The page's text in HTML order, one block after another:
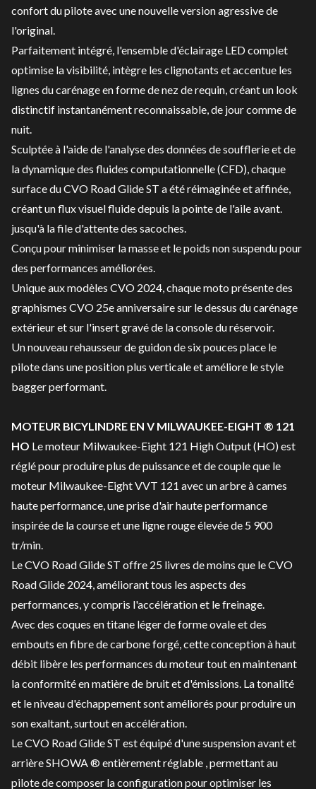
confort du pilote avec une nouvelle version agressive de
l'original.
Parfaitement intégré, l'ensemble d'éclairage LED complet
optimise la visibilité, intègre les clignotants et accentue les
lignes du carénage en forme de nez de requin, créant un look
distinctif instantanément reconnaissable, de jour comme de
nuit.
Sculptée à l'aide de l'analyse des données de soufflerie et de
la dynamique des fluides computationnelle (CFD), chaque
surface du CVO Road Glide ST a été réimaginée et affinée,
créant un flux visuel fluide depuis la pointe de l'aile avant.
jusqu'à la file d'attente des sacoches.
Conçu pour minimiser la masse et le poids non suspendu pour
des performances améliorées.
Unique aux modèles CVO 2024, chaque moto présente des
graphismes CVO 25e anniversaire sur le dessus du carénage
extérieur et sur l'insert gravé de la console du réservoir.
Un nouveau rehausseur de guidon de six pouces place le
pilote dans une position plus verticale et améliore le style
bagger performant.
MOTEUR BICYLINDRE EN V MILWAUKEE-EIGHT ® 121
HO Le moteur Milwaukee-Eight 121 High Output (HO) est
réglé pour produire plus de puissance et de couple que le
moteur Milwaukee-Eight VVT 121 avec un arbre à cames
haute performance, une prise d'air haute performance
inspirée de la course et une ligne rouge élevée de 5 900
tr/min.
Le CVO Road Glide ST offre 25 livres de moins que le CVO
Road Glide 2024, améliorant tous les aspects des
performances, y compris l'accélération et le freinage.
Avec des coques en titane léger de forme ovale et des
embouts en fibre de carbone forgé, cette conception à haut
débit libère les performances du moteur tout en maintenant
la conformité en matière de bruit et d'émissions. La tonalité
et le niveau d'échappement sont améliorés pour produire un
son exaltant, surtout en accélération.
Le CVO Road Glide ST est équipé d'une suspension avant et
arrière SHOWA ® entièrement réglable , permettant au
pilote de composer la configuration pour optimiser les